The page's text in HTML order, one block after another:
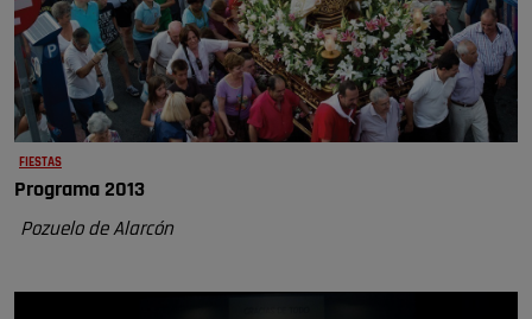
FIESTAS
Programa 2013
Pozuelo de Alarcón